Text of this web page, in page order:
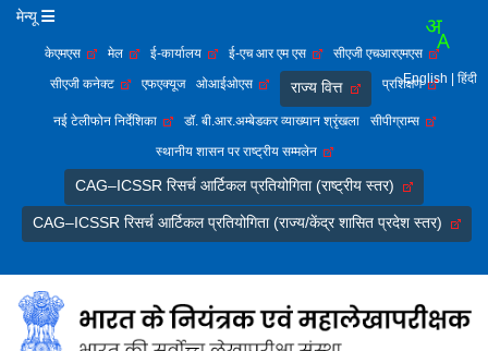
मेन्यू
केएमएस मेल ई-कार्यालय ई-एच आर एम एस
सीएजी एचआरएमएस
सीएजी कनेक्ट
एफएक्यूज ओआईओएस राज्य वित्त प्रशिक्षण
नई टेलीफोन निर्देशिका डॉ. बी.आर.अम्बेडकर व्याख्यान श्रृंखला
सीपीग्राम्स
स्थानीय शासन पर राष्ट्रीय सम्मलेन
CAG–ICSSR रिसर्च आर्टिकल प्रतियोगिता (राष्ट्रीय स्तर)
CAG–ICSSR रिसर्च आर्टिकल प्रतियोगिता (राज्य/केंद्र शासित प्रदेश स्तर)
English | हिंदी